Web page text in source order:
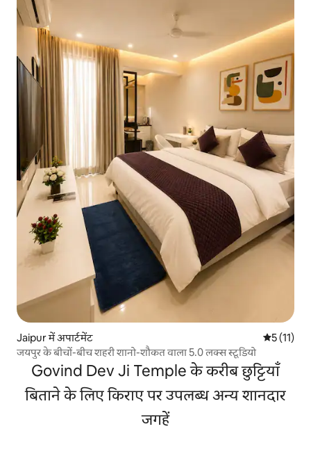
Jaipur में अपार्टमेंट औसत रेटिंग
5 (11)
जयपुर के बीचों-बीच शहरी शानो-शौकत वाला 5.0 लक्स स्टूडियो
Govind Dev Ji Temple के करीब छुट्टियाँ
बिताने के लिए किराए पर उपलब्ध अन्य शानदार
जगहें